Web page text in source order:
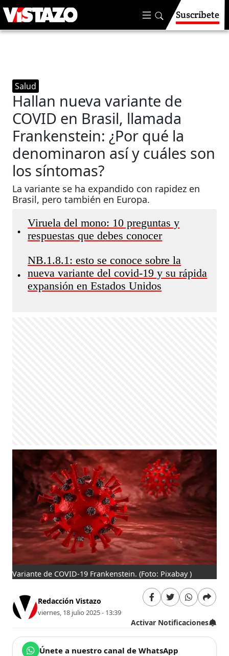
Suscríbete
Salud
Hallan nueva variante de
COVID en Brasil, llamada
Frankenstein: ¿Por qué la
denominaron así y cuáles son
los síntomas?
La variante se ha expandido con rapidez en
Brasil, pero también en Europa.
•
Viruela del mono: 10 preguntas y
respuestas que debes conocer
•
NB.1.8.1: esto se conoce sobre la
nueva variante del covid-19 y su rápida
expansión en Estados Unidos
Variante de COVID-19 Frankenstein.(Foto: Pixabay )
Redacción Vistazo
viernes, 18 julio 2025 - 13:39
Activar Notificaciones
Únete a nuestro canal de WhatsApp